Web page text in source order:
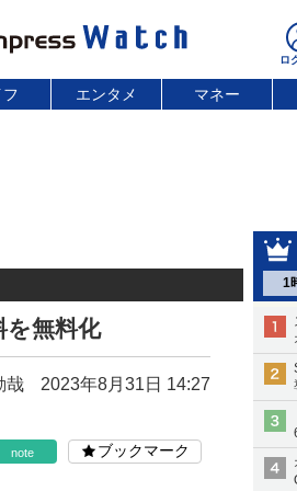
フ エンタメ マネー
1
を無料化
哉 2023年8月31日 14:27
note ブックマーク